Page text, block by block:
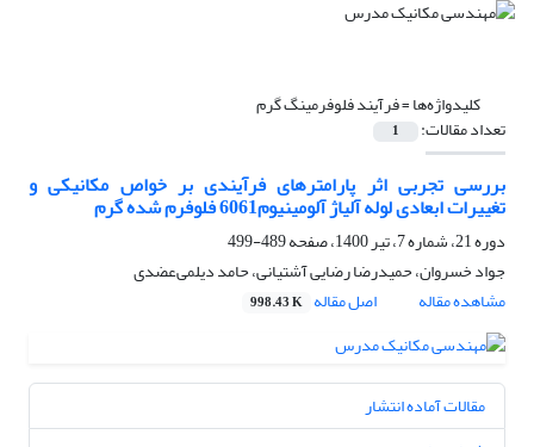
کلیدواژه‌ها =فرآیند فلوفرمینگ گرم
تعداد مقالات: 1
بررسی تجربی اثر پارامترهای فرآیندی بر خواص مکانیکی و
تغییرات ابعادی لوله آلیاژ آلومینیوم6061 فلوفرم شده گرم
دوره 21، شماره 7، تیر 1400، صفحه
489-499
جواد خسروان، حمیدرضا رضایی آشتیانی، حامد دیلمی‌عضدی
مشاهده مقاله
اصل مقاله 998.43 K
مقالات آماده انتشار